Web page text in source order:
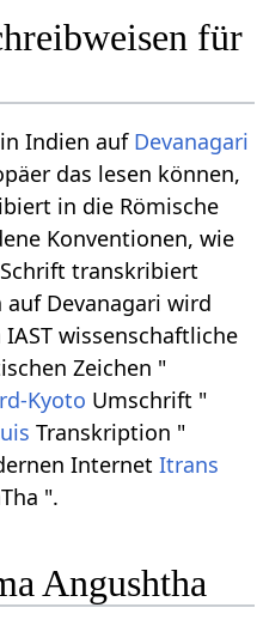
für
Indien auf Devanagari
das lesen können,
in die Römische
Konventionen, wie
transkribiert
Devanagari wird
wissenschaftliche
Zeichen "
Kyoto Umschrift "
Transkription "
InternetItrans
".
Angushtha